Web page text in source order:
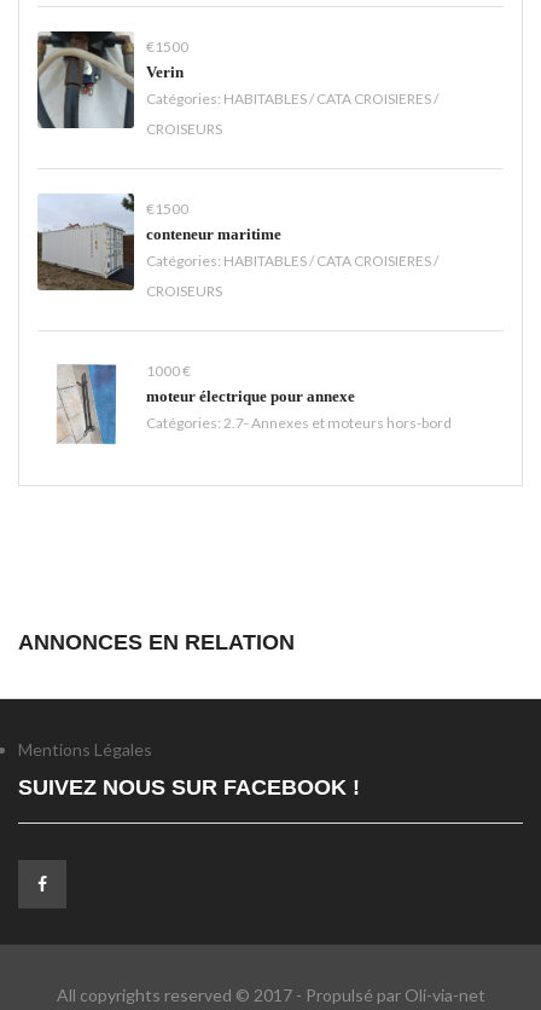
€1500
Verin
Catégories: HABITABLES / CATA CROISIERES /
CROISEURS
€1500
conteneur maritime
Catégories: HABITABLES / CATA CROISIERES /
CROISEURS
1000 €
moteur électrique pour annexe
Catégories: 2.7- Annexes et moteurs hors-bord
ANNONCES EN RELATION
Mentions Légales
SUIVEZ NOUS SUR FACEBOOK !
All copyrights reserved © 2017 - Propulsé par Oli-via-net